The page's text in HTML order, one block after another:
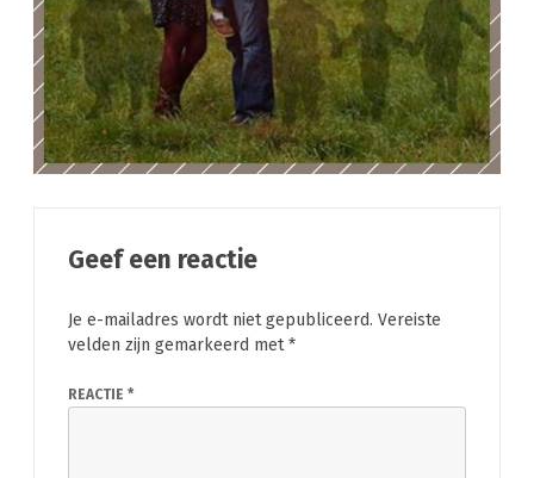
Geef een reactie
Je e-mailadres wordt niet gepubliceerd. Vereiste
velden zijn gemarkeerd met*
REACTIE *